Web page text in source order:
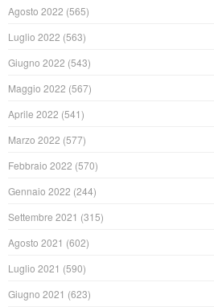
Agosto 2022 (565)
Luglio 2022 (563)
Giugno 2022 (543)
Maggio 2022 (567)
Aprile 2022 (541)
Marzo 2022 (577)
Febbraio 2022 (570)
Gennaio 2022 (244)
Settembre 2021 (315)
Agosto 2021 (602)
Luglio 2021 (590)
Giugno 2021 (623)